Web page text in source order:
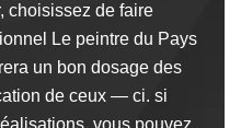
choisissez de faire
Le peintre du Pays
un bon dosage des
de ceux — ci. si
vous pouvez